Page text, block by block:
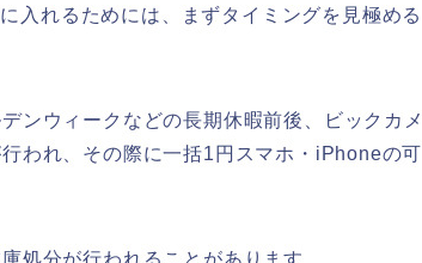
入れるためには、まずタイミングを見極める
ンウィークなどの長期休暇前後、ビックカメ
われ、その際に一括1円スマホ・iPhoneの可